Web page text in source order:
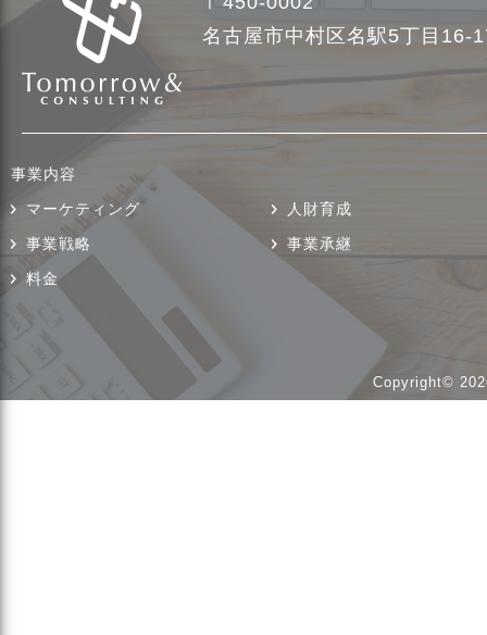
名古屋市中村区名駅5丁目
事業内容
マーケティング
人財育成
事業戦略
事業承継
料金
Copyright©